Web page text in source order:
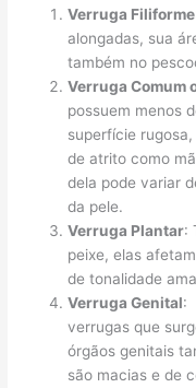
Verruga Filiforme
alongadas, sua
também no
Verruga Comum
possuem menos
superfície
de atrito como
dela pode variar
da pele.
Verruga Plantar:
peixe, elas
de tonalidade
Verruga Genital:
verrugas que
órgãos genitais
são macias e de